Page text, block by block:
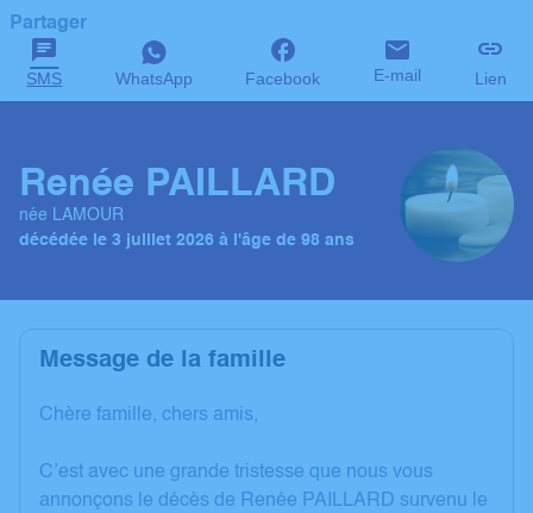
Partager
SMS WhatsApp Facebook E-mail Lien
Renée PAILLARD
née LAMOUR
décédée le 3 juillet 2026 à l'âge de 98 ans
Message de la famille
Chère famille, chers amis,
C’est avec une grande tristesse que nous vous
annonçons le décès de Renée PAILLARD survenu le